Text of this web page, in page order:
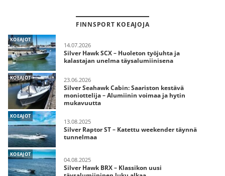
FINNSPORT KOEAJOJA
KOEAJOT
14.07.2026
Silver Hawk SCX – Huoleton työjuhta ja
kalastajan unelma täysalumiinisena
KOEAJOT 23.06.2026
Silver Seahawk Cabin: Saariston kestävä
moniottelija – Alumiinin voimaa ja hytin
mukavuutta
KOEAJOT
13.08.2025
Silver Raptor ST – Katettu weekender täynnä
tunnelmaa
KOEAJOT
04.08.2025
Silver Hawk BRX – Klassikon uusi